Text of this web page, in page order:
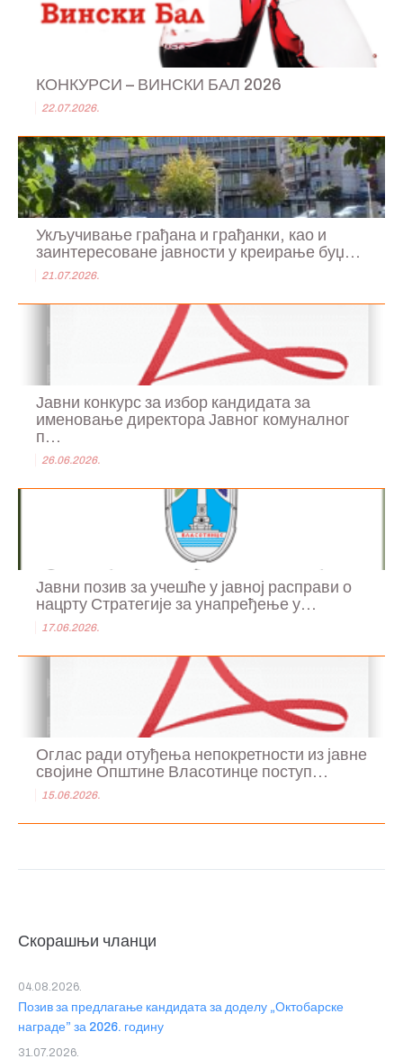
КОНКУРСИ – ВИНСКИ БАЛ 2026
22.07.2026.
Укључивање грађана и грађанки, као и
заинтересоване јавности у креирање буџ...
21.07.2026.
Јавни конкурс за избор кандидата за
именовање директора Јавног комуналног
п...
26.06.2026.
Јавни позив за учешће у јавној расправи о
нацрту Стратегије за унапређење у...
17.06.2026.
Оглас ради отуђења непокретности из јавне
својине Општине Власотинце поступ...
15.06.2026.
Скорашњи чланци
Позив за предлагање кандидата за доделу „Октобарске
награде” за 2026. годину
04.08.2026.
31.07.2026.